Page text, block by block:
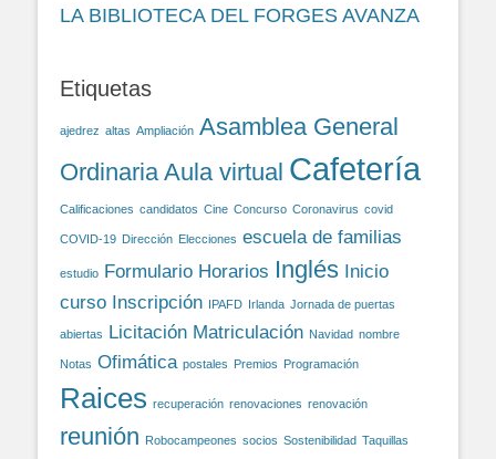
LA BIBLIOTECA DEL FORGES AVANZA
Etiquetas
ajedrez altas Ampliación Asamblea General
Ordinaria Aula virtual Cafetería
Calificaciones candidatos Cine Concurso Coronavirus covid
COVID-19 Dirección Elecciones escuela de familias
estudio Formulario Horarios Inglés Inicio
curso Inscripción IPAFD Irlanda Jornada de puertas
abiertas Licitación Matriculación Navidad nombre
Notas Ofimática postales Premios Programación
Raices recuperación renovaciones renovación
reunión Robocampeones socios Sostenibilidad Taquillas